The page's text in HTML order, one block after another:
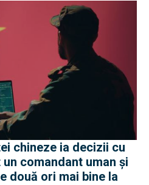
chineze ia decizii cu
comandant uman și
două ori mai bine la